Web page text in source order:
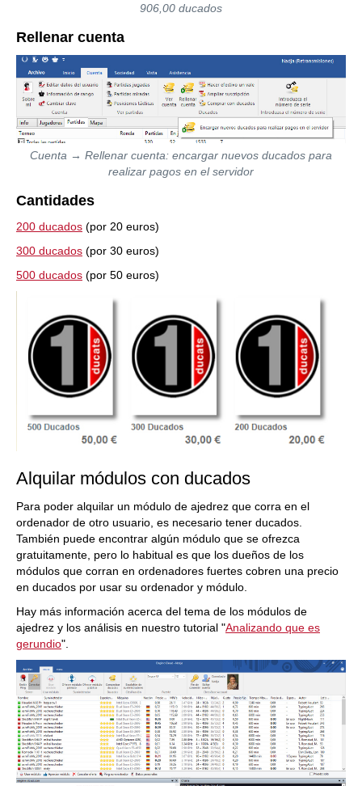
906,00 ducados
Rellenar cuenta
Cuenta → Rellenar cuenta: encargar nuevos ducados para
realizar pagos en el servidor
Cantidades
200 ducados (por 20 euros)
300 ducados (por 30 euros)
500 ducados (por 50 euros)
Alquilar módulos con ducados
Para poder alquilar un módulo de ajedrez que corra en el
ordenador de otro usuario, es necesario tener ducados.
También puede encontrar algún módulo que se ofrezca
gratuitamente, pero lo habitual es que los dueños de los
módulos que corran en ordenadores fuertes cobren una precio
en ducados por usar su ordenador y módulo.
Hay más información acerca del tema de los módulos de
ajedrez y los análisis en nuestro tutorial "Analizando que es
gerundio".